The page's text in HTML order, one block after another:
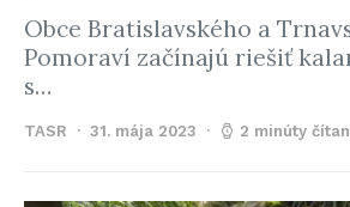
Obce Bratislavského a
Pomoraví začínajú riešiť
s…
TASR 31. mája 2023 2 minúty